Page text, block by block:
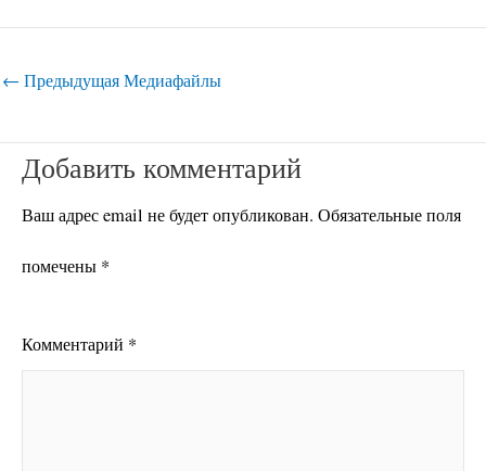
← Предыдущая Медиафайлы
Добавить комментарий
Ваш адрес email не будет опубликован. Обязательные поля
помечены *
Комментарий *